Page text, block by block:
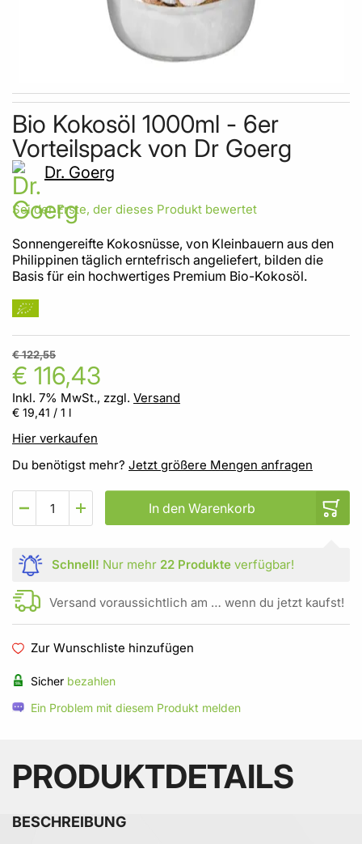
Skip to the beginning of the images gallery
Bio Kokosöl 1000ml - 6er
Vorteilspack von Dr Goerg
Dr. Goerg
Sei der Erste, der dieses Produkt bewertet
Sonnengereifte Kokosnüsse, von Kleinbauern aus den
Philippinen täglich erntefrisch angeliefert, bilden die
Basis für ein hochwertiges Premium Bio-Kokosöl.
€ 116,43
€ 122,55
Inkl. 7% MwSt., zzgl. Versand
€ 19,41 / 1 l
Hier verkaufen
Du benötigst mehr? Jetzt größere Mengen anfragen
In den Warenkorb
Schnell! Nur mehr 22 Produkteverfügbar!
Versand voraussichtlich am … wenn du jetzt kaufst!
Zur Wunschliste hinzufügen
Sicher bezahlen
Ein Problem mit diesem Produkt melden
PRODUKTDETAILS
BESCHREIBUNG